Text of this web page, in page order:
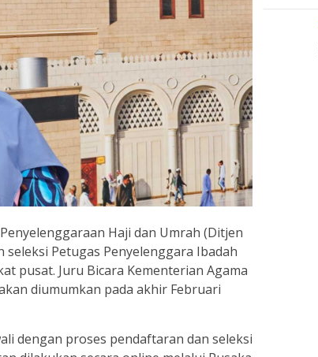
Haji dan Umrah (Ditjen
Petugas Penyelenggara Ibadah
pusat. Juru Bicara Kementerian Agama
diumumkan pada akhir Februari
dengan proses pendaftaran dan seleksi